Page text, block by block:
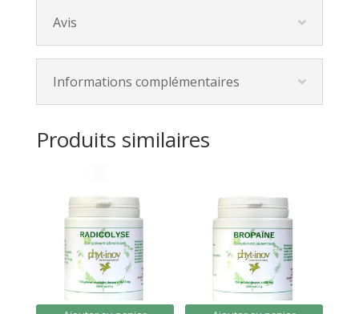
Avis
Informations complémentaires
Produits similaires